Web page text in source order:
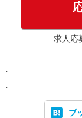
求人応
ブ